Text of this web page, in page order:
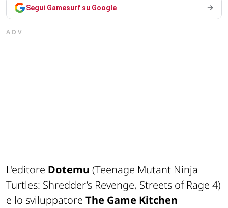
Segui Gamesurf su Google
ADV
L'editore Dotemu (Teenage Mutant Ninja
Turtles: Shredder’s Revenge, Streets of Rage 4)
e lo sviluppatore The Game Kitchen